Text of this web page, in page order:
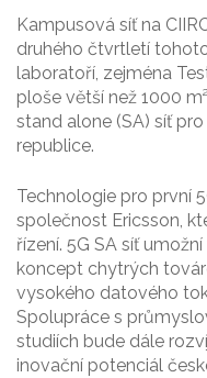
Kampusová síť na
druhého čtvrtletí
laboratoří, zejména
ploše větší než 1000
stand alone (SA) síť
republice.
Technologie pro první
společnost Ericsson,
řízení. 5G SA síť
koncept chytrých
vysokého datového
Spolupráce s
studiích bude dále
inovační potenciál